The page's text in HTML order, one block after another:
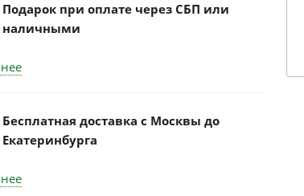
Подарок при оплате через СБП или
наличными
Бесплатная доставка c Москвы до
Екатеринбурга